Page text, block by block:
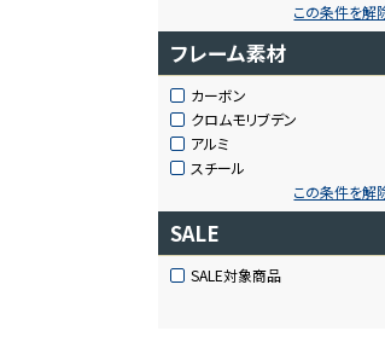
この条件を解
フレーム素材
カーボン
クロムモリブデン
アルミ
スチール
この条件を解
SALE
SALE対象商品